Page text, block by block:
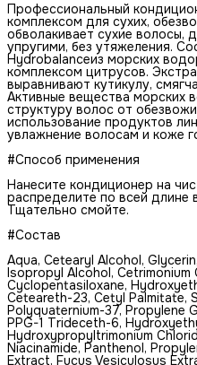
Профессиональный
комплексом для сухих,
обволакивает сухие волосы,
упругими, без утяжеления.
Hydrobalanceиз морских
комплексом цитрусов.
выравнивают кутикулу,
Активные вещества морских
структуру волос от
использование продуктов
увлажнение волосам и коже
#Способ применения
Нанесите кондиционер на
распределите по всей длине
Тщательно смойте.
#Состав
Aqua, Cetearyl Alcohol,
Isopropyl Alcohol, Cetrimonium
Cyclopentasiloxane,
Ceteareth-23, Cetyl Palmitate,
Polyquaternium-37, Propylene
PPG-1 Trideceth-6,
Hydroxypropyltrimonium
Niacinamide, Panthenol,
Extract, Fucus Vesiculosus